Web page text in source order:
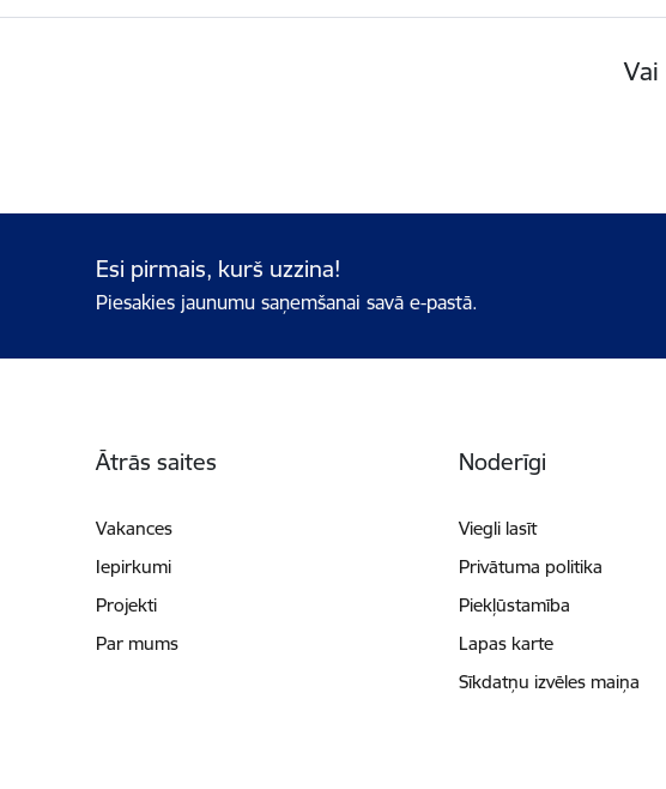
Esi pirmais, kurš uzzina!
Piesakies jaunumu saņemšanai savā e-pastā.
Ātrās saites
Vakances
Iepirkumi
Projekti
Par mums
Noderīgi
Viegli lasīt
Privātuma politika
Piekļūstamība
Lapas karte
Sīkdatņu izvēles maiņa